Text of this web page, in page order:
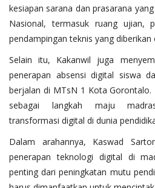
kesiapan sarana dan prasarana
Nasional, termasuk ruang ujian,
pendampingan teknis yang diberikan
Selain itu, Kakanwil juga
penerapan absensi digital siswa
berjalan di MTsN 1 Kota Gorontalo.
sebagai langkah maju
transformasi digital di dunia
Dalam arahannya, Kaswad
penerapan teknologi digital di
penting dari peningkatan mutu